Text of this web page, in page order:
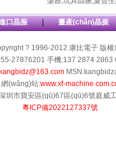
口晶振 | 臺產(chǎn)晶振
? 1996-2012 康比電子 版權
27876201 手機:137 2874 2863
kangbidz@163.com
網(wǎng)站:www.xf-
圳市寶安區(qū)67區(qū)6號庭威
粵ICP備2022127337號